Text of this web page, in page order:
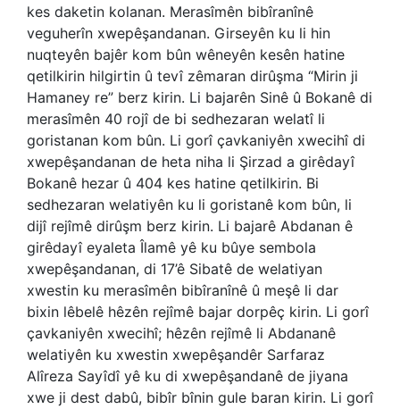
kes daketin kolanan. Merasîmên bibîranînê
veguherîn xwepêşandanan. Girseyên ku li hin
nuqteyên bajêr kom bûn wêneyên kesên hatine
qetilkirin hilgirtin û tevî zêmaran dirûşma “Mirin ji
Hamaney re” berz kirin. Li bajarên Sinê û Bokanê di
merasîmên 40 rojî de bi sedhezaran welatî li
goristanan kom bûn. Li gorî çavkaniyên xwecihî di
xwepêşandanan de heta niha li Şirzad a girêdayî
Bokanê hezar û 404 kes hatine qetilkirin. Bi
sedhezaran welatiyên ku li goristanê kom bûn, li
dijî rejîmê dirûşm berz kirin. Li bajarê Abdanan ê
girêdayî eyaleta Îlamê yê ku bûye sembola
xwepêşandanan, di 17’ê Sibatê de welatiyan
xwestin ku merasîmên bibîranînê û meşê li dar
bixin lêbelê hêzên rejîmê bajar dorpêç kirin. Li gorî
çavkaniyên xwecihî; hêzên rejîmê li Abdananê
welatiyên ku xwestin xwepêşandêr Sarfaraz
Alîreza Sayîdî yê ku di xwepêşandanê de jiyana
xwe ji dest dabû, bibîr bînin gule baran kirin. Li gorî